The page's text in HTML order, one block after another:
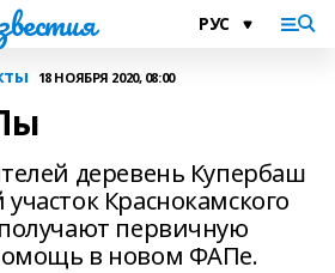
18 НОЯБРЯ 2020, 08:00
деревень Купербаш
Краснокамского
первичную
в новом ФАПе.